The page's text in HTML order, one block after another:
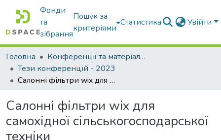
Фонди
та
зібрання
Пошук за
критеріями
Статистика Увійти
Головна
Конференції та матеріали конференцій
Тези конференцій - 2023
Салонні фільтри wix для самохідної сільськогосподарської техніки
Салонні фільтри wix для
самохідної сільськогосподарської
техніки